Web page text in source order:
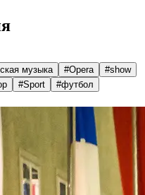
музыка #Opera #show
#Sport #футбол